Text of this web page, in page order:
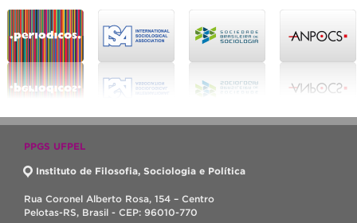
PPGS UFPEL
Instituto de Filosofia, Sociologia e Política
Rua Coronel Alberto Rosa, 154 – Centro
Pelotas-RS, Brasil - CEP: 96010-770